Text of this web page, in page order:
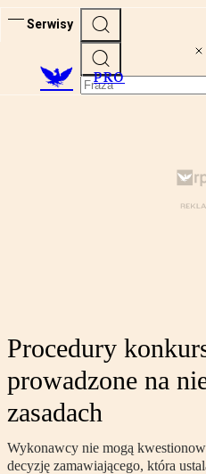
Serwisy
PRO
Procedury
prowadzone na
zasadach
Wykonawcy nie mogą
decyzję zamawiającego, która